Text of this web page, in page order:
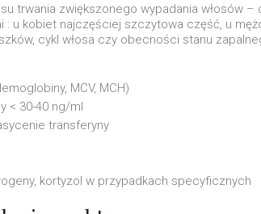
trwania zwiększonego wypadania włosów
kobiet najczęściej szczytowa część, u
cykl włosa czy obecności stanu
MCV, MCH)
< 30-40 ng/ml
transferyny
kortyzol w przypadkach specyficznych